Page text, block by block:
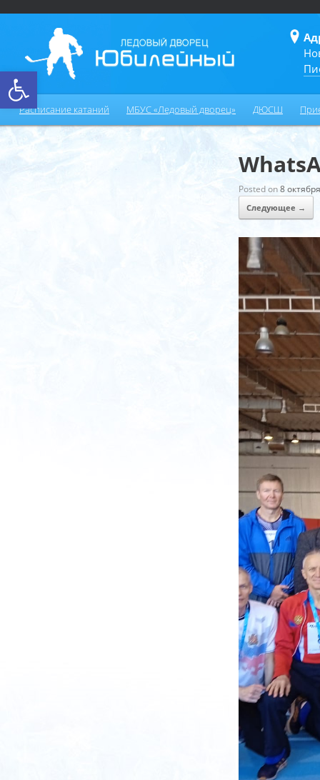
Открыть панель инструментов
Расписание катаний МБУС «Ледовый дворец» ДЮСШ
Posted on8
Следующее →